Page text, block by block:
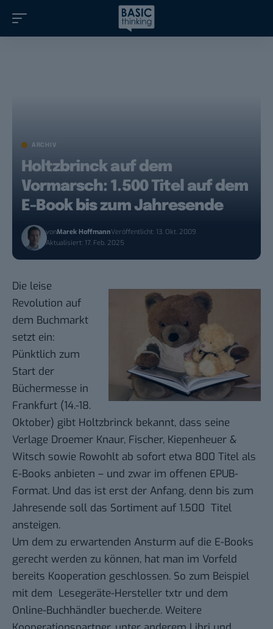
ARCHIV
Holtzbrinck auf dem
Vormarsch: 1.500 Titel auf dem
E-Book bis zum Jahresende
vonMarek HoffmannVeröffentlicht: 13. Okt. 2009
Aktualisiert: 17. Feb. 2025
Die leise
Revolution auf
dem Buchmarkt
setzt ein:
Pünktlich zum
Start der
Büchermesse in
Frankfurt (14.-18.
Oktober) gibt Holtzbrinck bekannt, dass seine
Verlage Droemer Knaur, Fischer, Kiepenheuer &
Witsch sowie Rowohlt ab sofort etwa 800 Titel als
E-Books anbieten – und zwar im offenen EPUB-
Format. Und das ist erst der Anfang, denn bis zum
Jahresende soll das Sortiment auf 1.500 Titel
ansteigen.
Um dem zu erwartenden Ansturm auf die E-Books
gerecht werden zu können, hat man im Vorfeld
bereits Kooperation geschlossen. So zum Beispiel
mit dem Lesegeräte-Hersteller txtr und dem
Online-Buchhändler buecher.de. Weitere